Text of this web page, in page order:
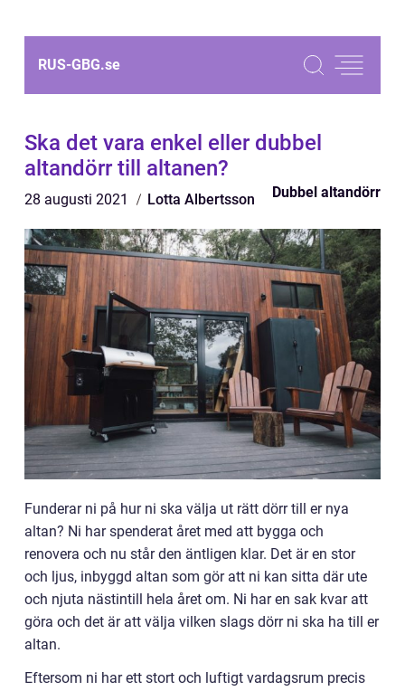
RUS-GBG.se
Ska det vara enkel eller dubbel
altandörr till altanen?
28 augusti 2021 Lotta Albertsson Dubbel altandörr
Funderar ni på hur ni ska välja ut rätt dörr till er nya
altan? Ni har spenderat året med att bygga och
renovera och nu står den äntligen klar. Det är en stor
och ljus, inbyggd altan som gör att ni kan sitta där ute
och njuta nästintill hela året om. Ni har en sak kvar att
göra och det är att välja vilken slags dörr ni ska ha till er
altan.
Eftersom ni har ett stort och luftigt vardagsrum precis